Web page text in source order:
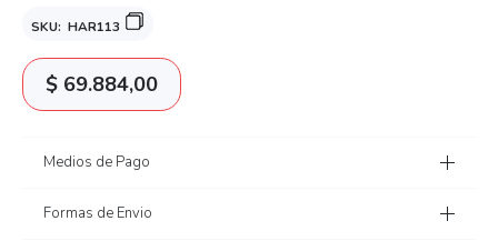
SKU: HAR113
$69.884,00
Medios de Pago
Formas de Envio